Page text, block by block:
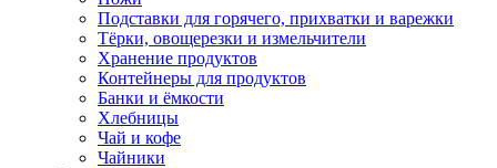
Подставки для горячего, прихватки и варежки
Тёрки, овощерезки и измельчители
Хранение продуктов
Контейнеры для продуктов
Банки и ёмкости
Хлебницы
Чай и кофе
Чайники